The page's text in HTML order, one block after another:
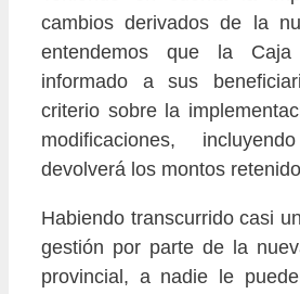
cambios derivados de la
entendemos que la
informado a sus
criterio sobre la
modificaciones,
devolverá los montos
Habiendo transcurrido casi
gestión por parte de la
provincial, a nadie le